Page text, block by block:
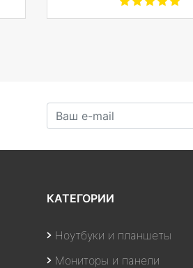
КАТЕГОРИИ
Ноутбуки и планшеты
Мониторы и панели